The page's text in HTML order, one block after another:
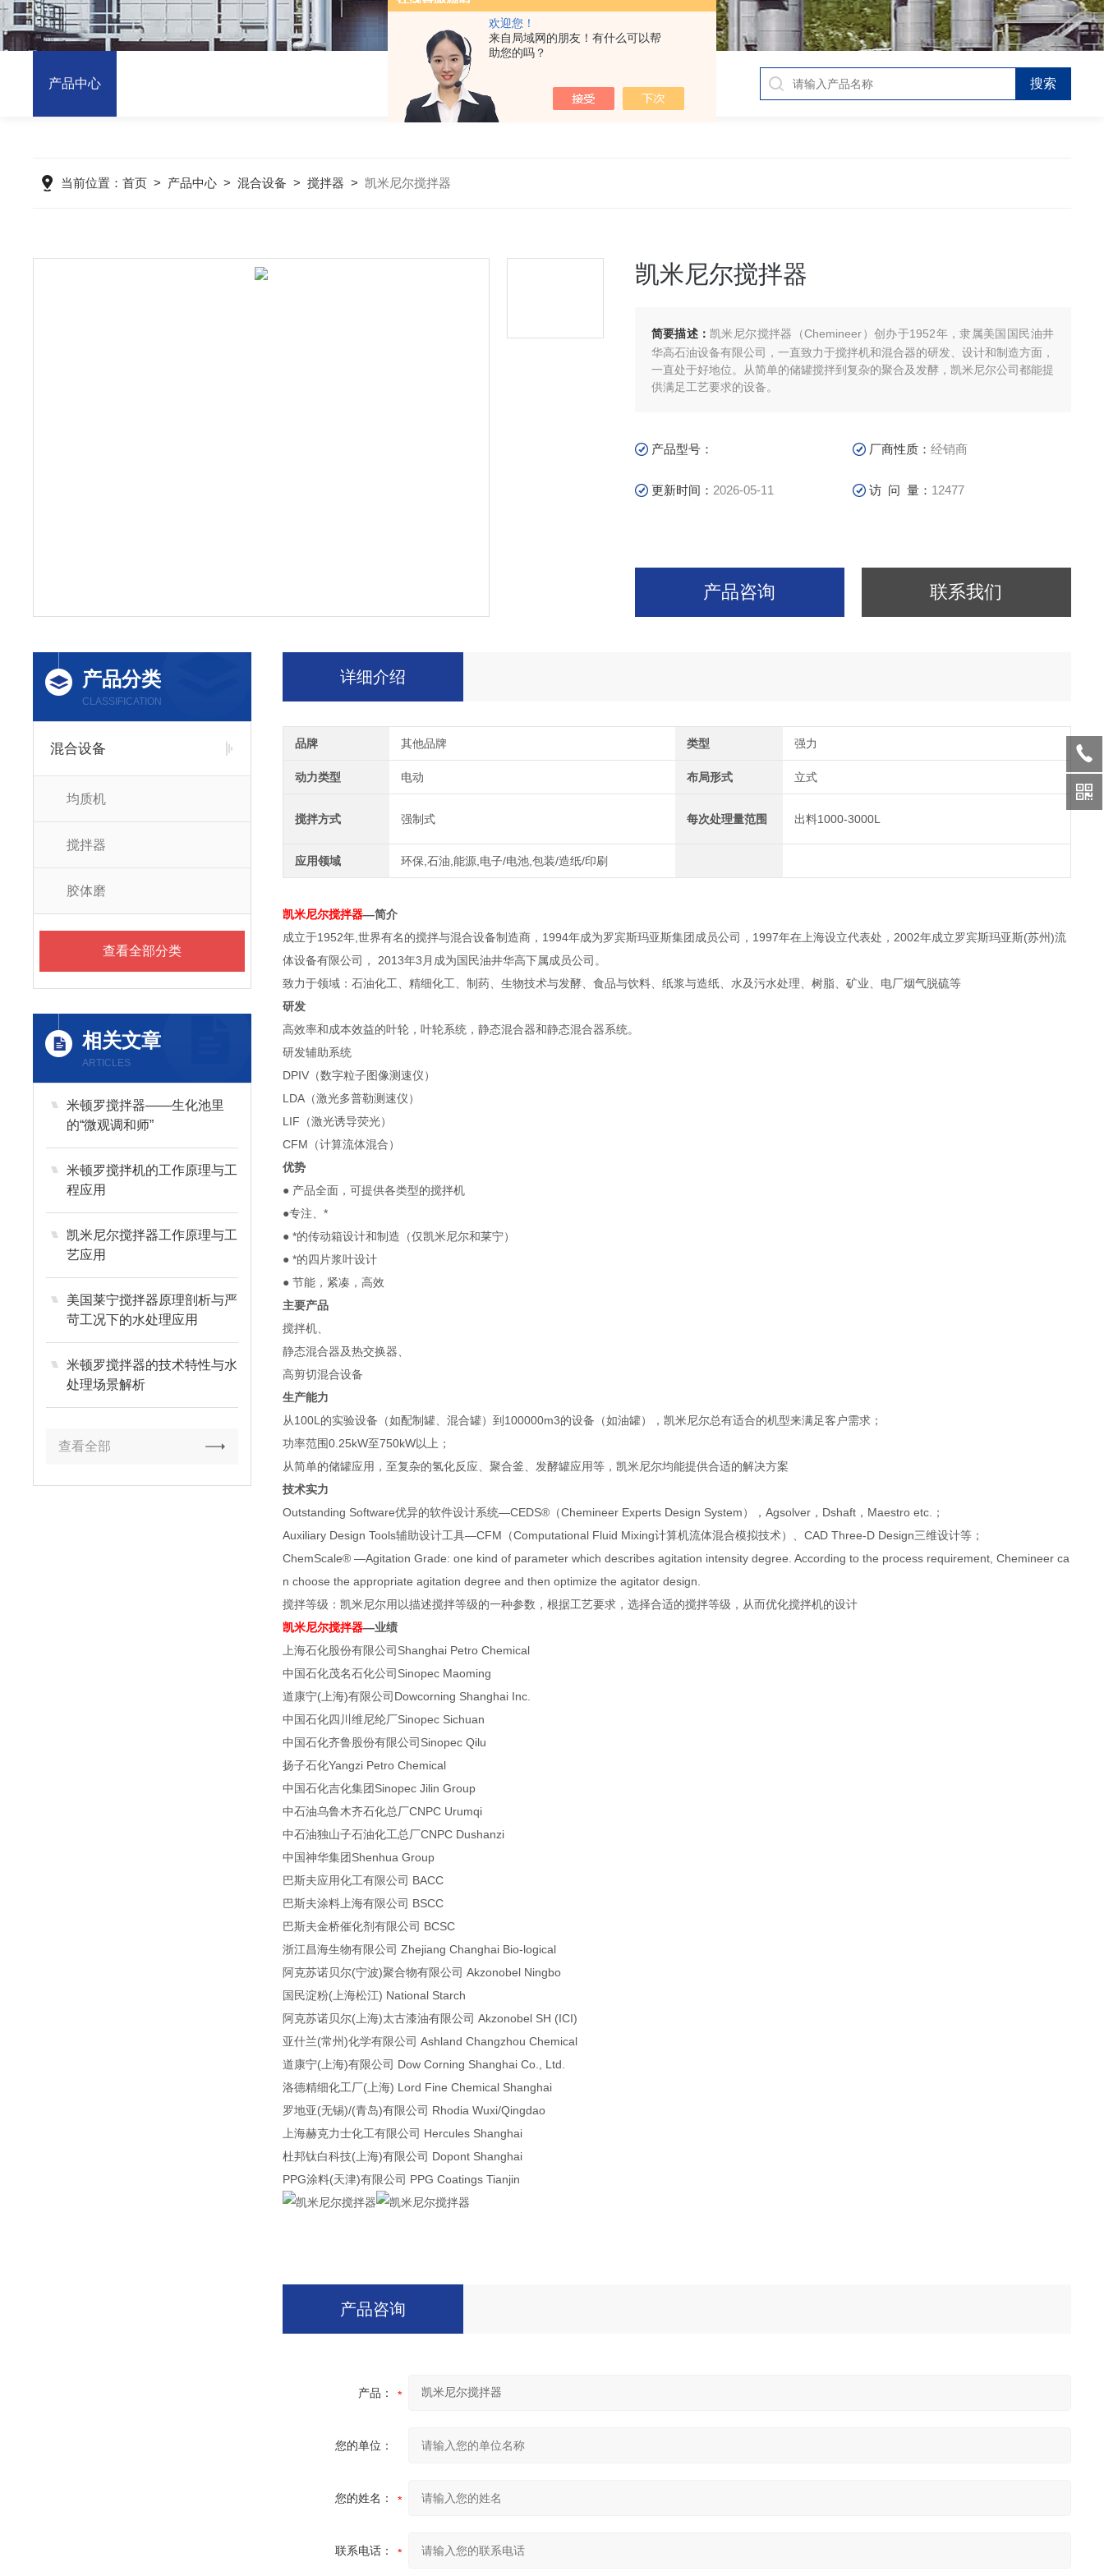
欢迎您！
来自局域网的朋友！有什么可以帮
助您的吗？
产品中心
当前位置：首页 > 产品中心 >混合设备 >搅拌器 >凯米尼尔搅拌器
凯米尼尔搅拌器
简要描述：凯米尼尔搅拌器（Chemineer）创办于1952年，隶属美国国民油井
华高石油设备有限公司，一直致力于搅拌机和混合器的研发、设计和制造方面，
一直处于好地位。从简单的储罐搅拌到复杂的聚合及发酵，凯米尼尔公司都能提
供满足工艺要求的设备。
产品型号： 厂商性质：经销商
更新时间： 2026-05-11 访 问 量： 12477
产品咨询 联系我们
产品分类
CLASSIFICATION
混合设备
均质机
搅拌器
胶体磨
查看全部分类
相关文章
ARTICLES
米顿罗搅拌器——生化池里
的“微观调和师”
米顿罗搅拌机的工作原理与工
程应用
凯米尼尔搅拌器工作原理与工
艺应用
美国莱宁搅拌器原理剖析与严
苛工况下的水处理应用
米顿罗搅拌器的技术特性与水
处理场景解析
查看全部
详细介绍
品牌 其他品牌 类型 强力
动力类型 电动 布局形式 立式
搅拌方式 强制式 每次处理量范围 出料1000-3000L
应用领域 环保,石油,能源,电子/电池,包装/造纸/印刷
凯米尼尔搅拌器—简介
成立于1952年,世界有名的搅拌与混合设备制造商，1994年成为罗宾斯玛亚斯集团成员公司，1997年在上海设立代表处，2002年成立罗宾斯玛亚斯(苏州)流
体设备有限公司， 2013年3月成为国民油井华高下属成员公司。
致力于领域：石油化工、精细化工、制药、生物技术与发酵、食品与饮料、纸浆与造纸、水及污水处理、树脂、矿业、电厂烟气脱硫等
研发
高效率和成本效益的叶轮，叶轮系统，静态混合器和静态混合器系统。
研发辅助系统
DPIV（数字粒子图像测速仪）
LDA（激光多普勒测速仪）
LIF（激光诱导荧光）
CFM（计算流体混合）
优势
● 产品全面，可提供各类型的搅拌机
●专注、*
● *的传动箱设计和制造（仅凯米尼尔和莱宁）
● *的四片浆叶设计
● 节能，紧凑，高效
主要产品
搅拌机、
静态混合器及热交换器、
高剪切混合设备
生产能力
从100L的实验设备（如配制罐、混合罐）到100000m3的设备（如油罐），凯米尼尔总有适合的机型来满足客户需求；
功率范围0.25kW至750kW以上；
从简单的储罐应用，至复杂的氢化反应、聚合釜、发酵罐应用等，凯米尼尔均能提供合适的解决方案
技术实力
Outstanding Software优异的软件设计系统—CEDS®（Chemineer Experts Design System），Agsolver，Dshaft，Maestro etc.；
Auxiliary Design Tools辅助设计工具—CFM（Computational Fluid Mixing计算机流体混合模拟技术）、CAD Three-D Design三维设计等；
ChemScale® —Agitation Grade: one kind of parameter which describes agitation intensity degree. According to the process requirement, Chemineer ca
n choose the appropriate agitation degree and then optimize the agitator design.
搅拌等级：凯米尼尔用以描述搅拌等级的一种参数，根据工艺要求，选择合适的搅拌等级，从而优化搅拌机的设计
凯米尼尔搅拌器—业绩
上海石化股份有限公司Shanghai Petro Chemical
中国石化茂名石化公司Sinopec Maoming
道康宁(上海)有限公司Dowcorning Shanghai Inc.
中国石化四川维尼纶厂Sinopec Sichuan
中国石化齐鲁股份有限公司Sinopec Qilu
扬子石化Yangzi Petro Chemical
中国石化吉化集团Sinopec Jilin Group
中石油乌鲁木齐石化总厂CNPC Urumqi
中石油独山子石油化工总厂CNPC Dushanzi
中国神华集团Shenhua Group
巴斯夫应用化工有限公司 BACC
巴斯夫涂料上海有限公司 BSCC
巴斯夫金桥催化剂有限公司 BCSC
浙江昌海生物有限公司 Zhejiang Changhai Bio-logical
阿克苏诺贝尔(宁波)聚合物有限公司 Akzonobel Ningbo
国民淀粉(上海松江) National Starch
阿克苏诺贝尔(上海)太古漆油有限公司 Akzonobel SH (ICI)
亚什兰(常州)化学有限公司 Ashland Changzhou Chemical
道康宁(上海)有限公司 Dow Corning Shanghai Co., Ltd.
洛德精细化工厂(上海) Lord Fine Chemical Shanghai
罗地亚(无锡)/(青岛)有限公司 Rhodia Wuxi/Qingdao
上海赫克力士化工有限公司 Hercules Shanghai
杜邦钛白科技(上海)有限公司 Dopont Shanghai
PPG涂料(天津)有限公司 PPG Coatings Tianjin
产品咨询
产品：
您的单位：
您的姓名：
联系电话：